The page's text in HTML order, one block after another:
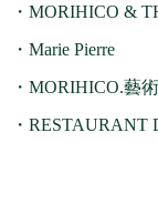
・MORIHICO &
・Marie Pierre
・MORIHICO.藝
・RESTAURANT